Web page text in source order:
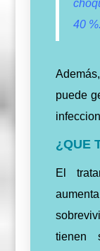
40 %.
puede
¿QUE
El
tienen